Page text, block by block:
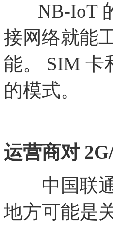
NB-IoT 的
接网络就能
能。 SIM 卡
的模式。
运营商对
中国联通
地方可能是